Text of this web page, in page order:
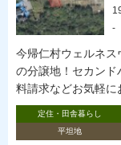
-
今帰仁村ウェルネス
の分譲地！セカン
料請求などお気軽に
定住・田舎暮らし
平坦地